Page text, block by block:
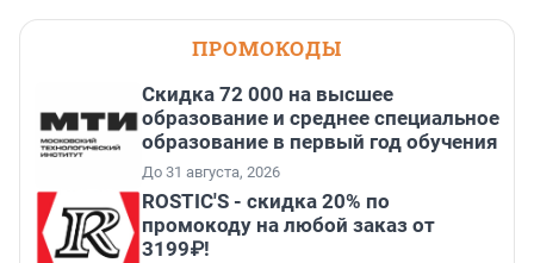
ПРОМОКОДЫ
Скидка 72 000 на высшее
образование и среднее специальное
образование в первый год обучения
До 31 августа, 2026
ROSTIC'S - скидка 20% по
промокоду на любой заказ от
3199₽!